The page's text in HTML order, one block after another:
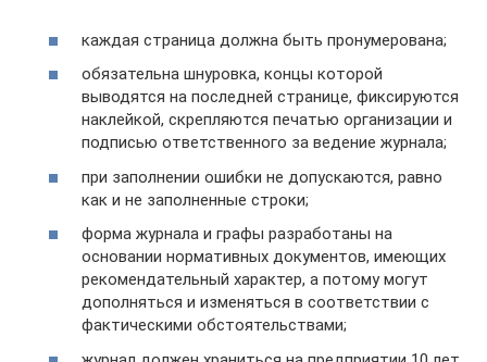
каждая страница должна быть пронумерована;
обязательна шнуровка, концы которой
выводятся на последней странице, фиксируются
наклейкой, скрепляются печатью организации и
подписью ответственного за ведение журнала;
при заполнении ошибки не допускаются, равно
как и не заполненные строки;
форма журнала и графы разработаны на
основании нормативных документов, имеющих
рекомендательный характер, а потому могут
дополняться и изменяться в соответствии с
фактическими обстоятельствами;